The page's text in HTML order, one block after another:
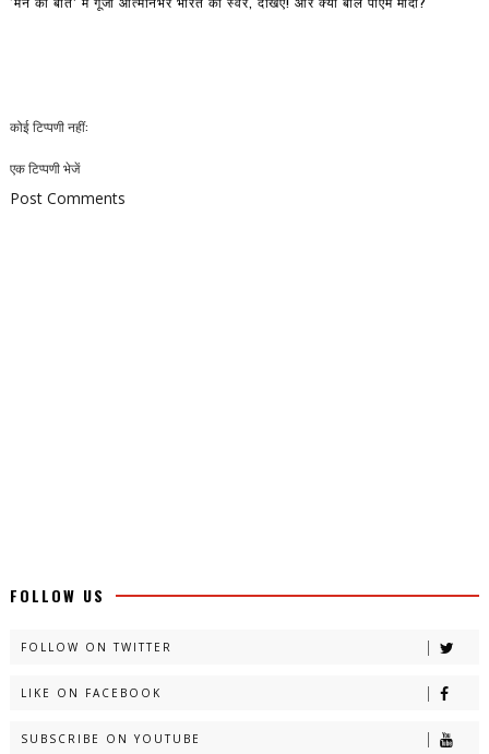
कोई टिप्पणी नहीं:
एक टिप्पणी भेजें
Post Comments
FOLLOW US
FOLLOW ON TWITTER
LIKE ON FACEBOOK
SUBSCRIBE ON YOUTUBE